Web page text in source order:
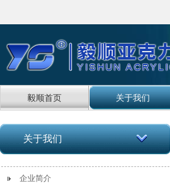
毅顺首页 关于我们
关于我们
企业简介